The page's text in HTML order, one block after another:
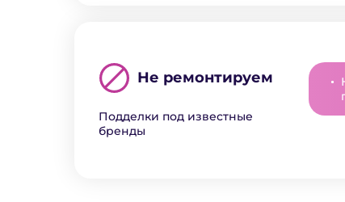
Не ремонтируем
Подделки под известные
бренды